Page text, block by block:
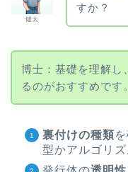
健太
すか？
博士：基礎を理解し
るのがおすすめです。
裏付けの種類
型かアルゴリ